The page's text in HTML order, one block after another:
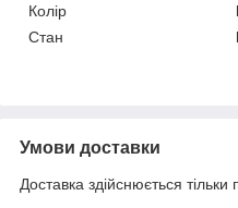
Колір
Стан
Умови доставки
Доставка здійснюється тільки